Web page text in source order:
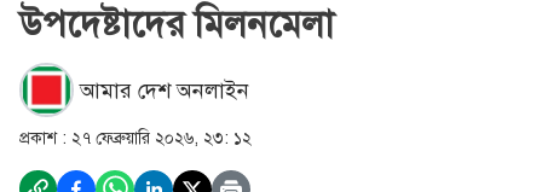
উপদেষ্টাদের মিলনমেলা
আমার দেশ অনলাইন
প্রকাশ : ২৭ ফেব্রুয়ারি ২০২৬, ২৩: ১২